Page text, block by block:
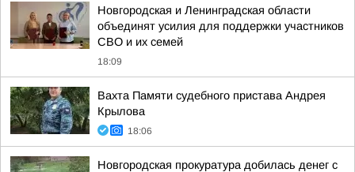
Новгородская и Ленинградская области
объединят усилия для поддержки участников
СВО и их семей
18:09
Вахта Памяти судебного пристава Андрея
Крылова
18:06
Новгородская прокуратура добилась денег с